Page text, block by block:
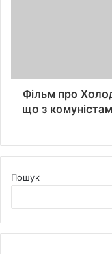
Фільм про
що з
Пошук